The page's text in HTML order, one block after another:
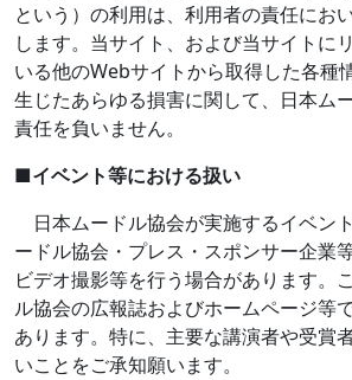
という）の利用は、利用者の責任にお
します。当サイト、および当サイトに
いる他のWebサイトから取得した各種
生じたあらゆる損害に関して、日本ム
責任を負いません。
■イベント等における扱い
日本ムードル協会が実施するイベン
ードル協会・プレス・スポンサー企業
ビデオ撮影等を行う場合があります。
ル協会の広報誌およびホームページ等
あります。特に、主要な講演者や受賞
いことをご承知願います。